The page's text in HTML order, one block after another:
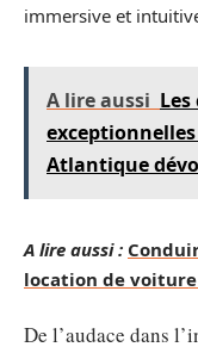
immersive et
A lire aussi
Atlantique
A lire aussi :
location de voiture
De l’audace dans